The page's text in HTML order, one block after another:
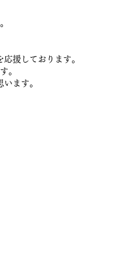
援しております。
。
ます。